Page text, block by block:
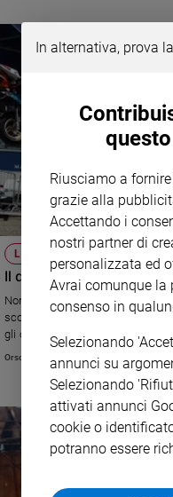
LA TRAGEDIA
Il dono dei genitori del
Non ce l'ha fatta il bambino di
scorsa dopo essere caduto in
gli organi. Cinque bambini
Orsola Vetri
In alternativa, prova
Riusciamo a
grazie alla
Accettando i
nostri partner di
personalizzata ed
Avrai comunque la
consenso in
Selezionando
annunci su
Selezionando
attivati annunci
cookie o
potranno essere